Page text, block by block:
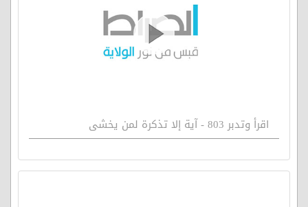
اقرأ وتدبر 803 - آية إلا تذكرة لمن يخشى